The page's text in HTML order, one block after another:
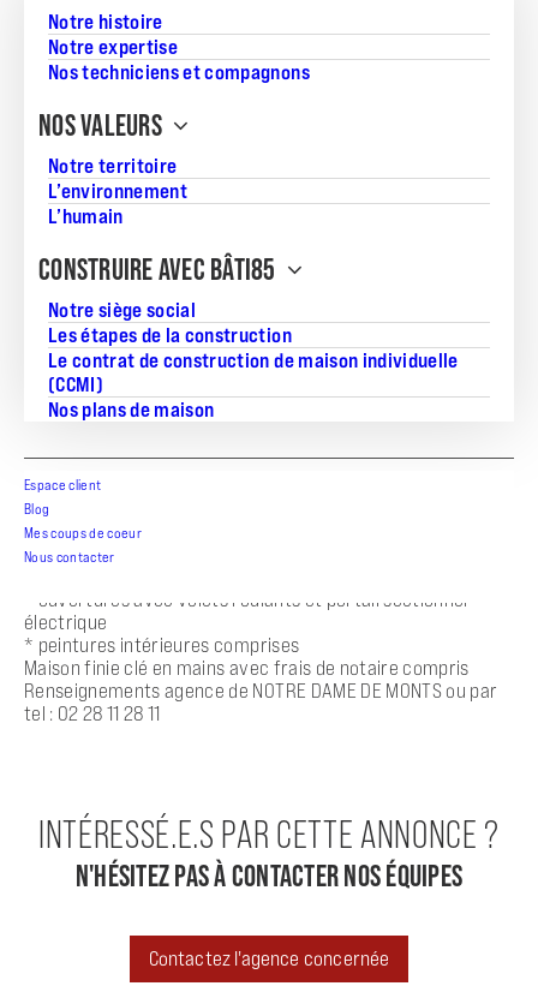
Notre histoire
Notre expertise
Nos techniciens et compagnons
NOS VALEURS
Notre territoire
L’environnement
L’humain
CONSTRUIRE AVEC BÂTI85
Notre siège social
Les étapes de la construction
Le contrat de construction de maison individuelle
(CCMI)
Nos plans de maison
Espace client
Blog
Mes coups de coeur
Nous contacter
81.51
Nombre de chambres:
de la foret et 850 m du centre ville ,
découvrez cette maison neuve aux prestations de qualité .
Caractéristique du bien :
* 3 chambres avec placards intégrés
* salle d’eau moderne avec double vasques et douche à
l’italienne
* wc suspendu indépendant
* entrée avec placard
traversante donnant sur la terrasse
de 14.50 m² exposée sud-ouest
* garage
Prestations de qualités
* maison RE2020
* ouvertures avec volets roulants et portail sectionnel
électrique
* peintures intérieures comprises
Maison finie clé en mains avec frais de notaire compris
Renseignements agence de NOTRE DAME DE MONTS ou par
tel : 02 28 11 28 11
N'HÉSITEZ PAS À CONTACTER NOS ÉQUIPES
INTÉRESSÉ.E.S PAR CETTE ANNONCE ?
Contactez l'agence concernée